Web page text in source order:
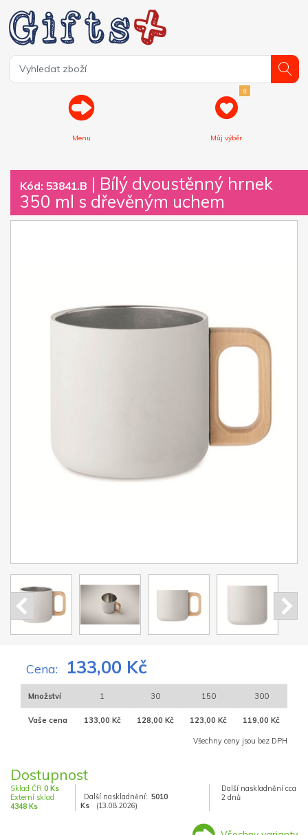
Menu
0
Můj výběr
Kód: 53841.B | Bílý dvoustěnný hrnek
350 ml s dřevěným uchem
Cena: 133,00 Kč
Množství 1 30 150 300
Vaše cena 133,00 Kč 128,00 Kč 123,00 Kč 119,00 Kč
Všechny ceny jsou bez DPH
Dostupnost
Sklad ČR 0 Ks
Externí sklad
4348 Ks
Další naskladnění: 5010
Ks
(13.08.2026)
Další naskladnění cca
2 dnů